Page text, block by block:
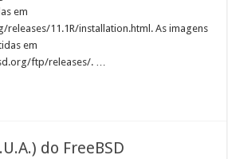
em
11.1R/installation.html. As ima­gens
em
ftp/releases/. …
do FreeBSD